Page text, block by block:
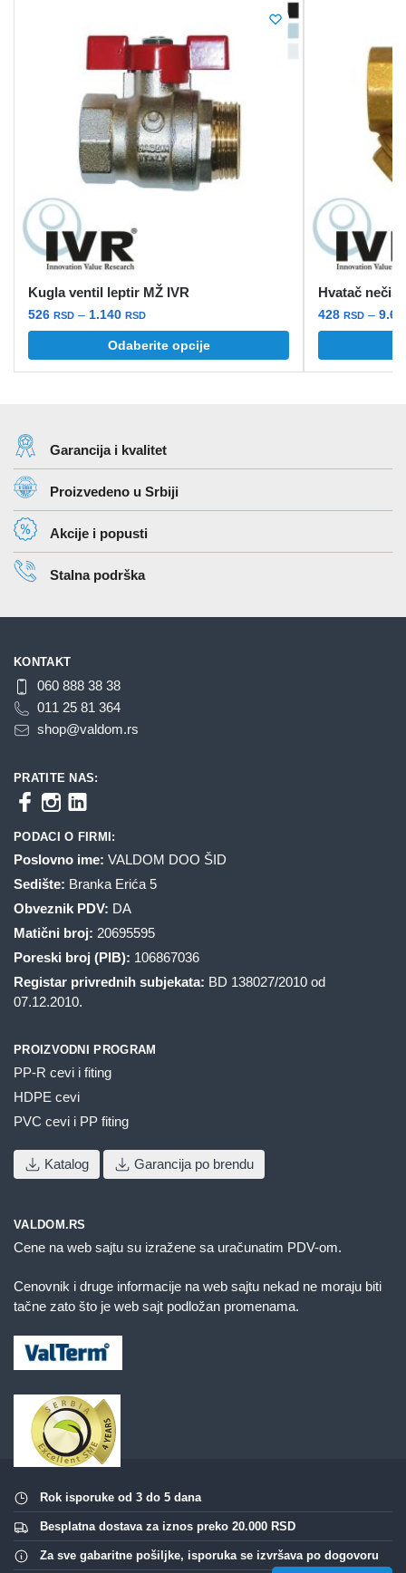
Kugla ventil leptir MŽ IVR
526 RSD – 1.140 RSDRaspon
cena:
od
526 rsd
Odaberite opcije
varijanti.
Opcije
mogu
biti
izabrane
na
stranici
proizvoda.
Hvatač
428 RSD –
Garancija i kvalitet
Proizvedeno u Srbiji
Akcije i popusti
Stalna podrška
KONTAKT
060 888 38 38
011 25 81 364
shop@valdom.rs
PRATITE NAS:
PODACI O FIRMI:
Poslovno ime: VALDOM DOO ŠID
Sedište: Branka Erića 5
Obveznik PDV: DA
Matični broj: 20695595
Poreski broj (PIB): 106867036
Registar privrednih subjekata: BD 138027/2010 od
07.12.2010.
PROIZVODNI PROGRAM
PP-R cevi i fiting
HDPE cevi
PVC cevi i PP fiting
Katalog Garancija po brendu
VALDOM.RS
Cene na web sajtu su izražene sa uračunatim PDV-om.
Cenovnik i druge informacije na web sajtu nekad ne moraju biti
tačne zato što je web sajt podložan promenama.
Rok isporuke od 3 do 5 dana
Besplatna dostava za iznos preko 20.000 RSD
Za sve gabaritne pošiljke, isporuka se izvršava po dogovoru